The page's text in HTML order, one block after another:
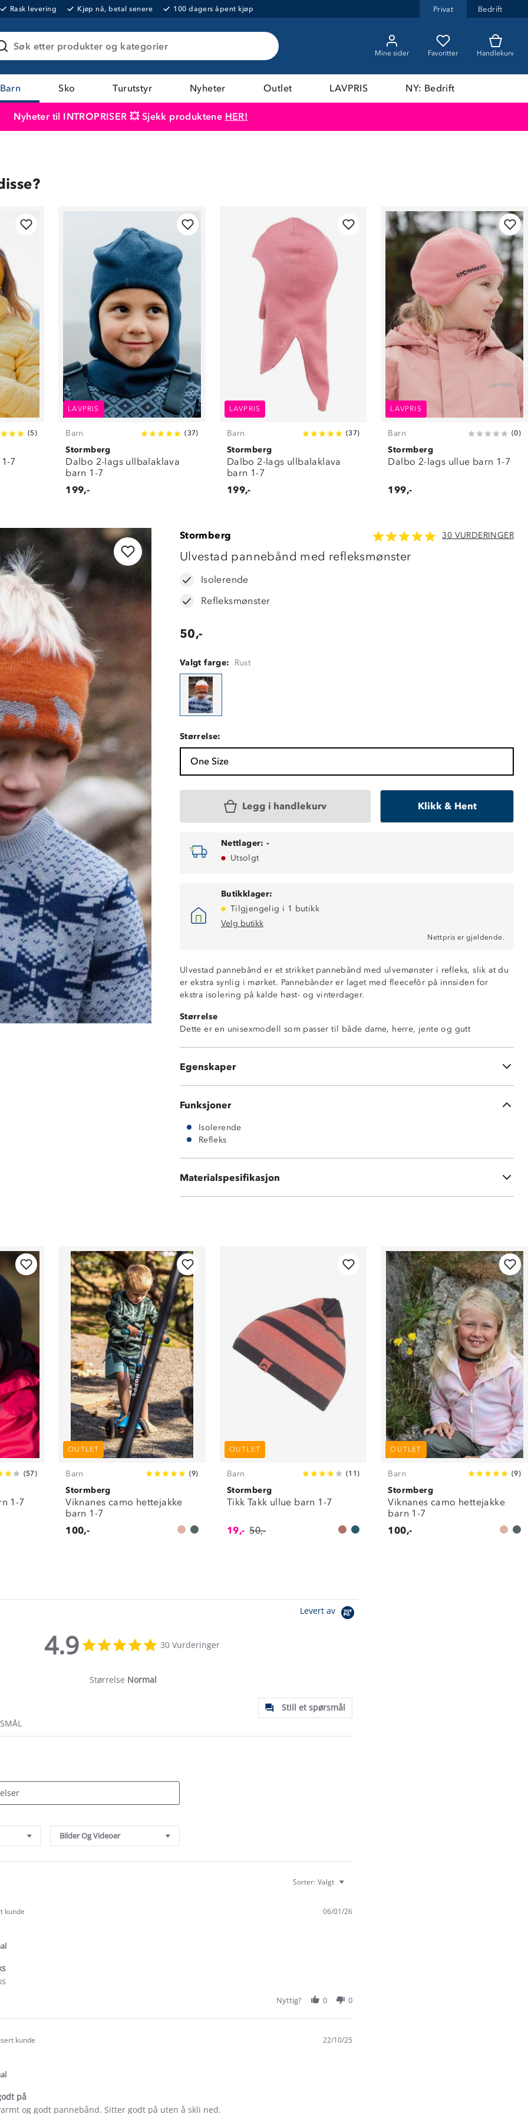
Rask levering Kjøp nå, betal senere 100 dagers åpent kjøp Privat Bedrift
Søk etter produkter og kategorier
Mine sider Favoritter Handlekurv
Barn Sko Turutstyr Nyheter Outlet LAVPRIS NY: Bedrift
Nyheter til INTROPRISER 💥 Sjekk produktene HER!
(5)
7
LAVPRIS
Barn (37)
Stormberg
Dalbo 2-lags ullbalaklava
barn 1-7
199,-
LAVPRIS
Barn (37)
Stormberg
Dalbo 2-lags ullbalaklava
barn 1-7
199,-
LAVPRIS
Barn (0)
Stormberg
Dalbo 2-lags ullue barn 1-7
199,-
Stormberg 30 VURDERINGER
Ulvestad pannebånd med refleksmønster
Isolerende
Refleksmønster
50,-
Valgt farge: Rust
Størrelse:
One Size
Legg i handlekurv Klikk & Hent
Nettlager: -
Utsolgt
Butikklager:
Tilgjengelig i 1 butikk
Velg butikk
Nettpris er gjeldende.
Ulvestad pannebånd er et strikket pannebånd med ulvemønster i refleks, slik at du
er ekstra synlig i mørket. Pannebånder er laget med fleecefôr på innsiden for
ekstra isolering på kalde høst- og vinterdager.
Størrelse
Dette er en unisexmodell som passer til både dame, herre, jente og gutt
Egenskaper
Refleksmønster
Funksjoner
Isolerende
Refleks
Materialspesifikasjon
Pannebånd: 55% ull, 45% akryl
(57)
1-7
OUTLET
Barn (9)
Stormberg
Viknanes camo hettejakke
barn 1-7
100,-
OUTLET
Barn (11 )
Stormberg
Tikk Takk ullue barn 1-7
19,- 50,-
OUTLET
Barn (9)
Stormberg
Viknanes camo hettejakke
barn 1-7
100,-
Levert av
4.9
star
30 Vurderinger
Størrelse Normal
Still et spørsmål
Bilder Og Videoer
Sorter: Valgt
kunde 06/01/26
Nyttig? 0 0
kunde 22/10/25
på
og godt pannebånd. Sitter godt på uten å skli ned.